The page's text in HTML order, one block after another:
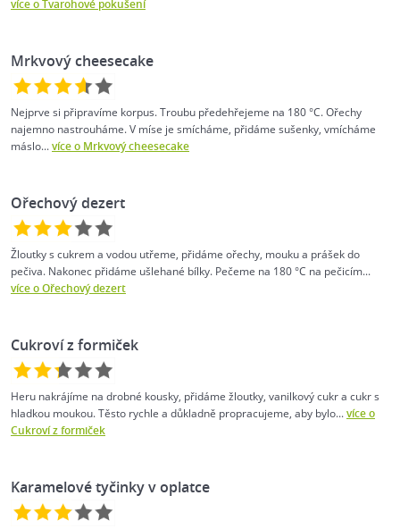
více o Tvarohové pokušení
Mrkvový cheesecake
Nejprve si připravíme korpus. Troubu předehřejeme na 180 °C. Ořechy
najemno nastrouháme. V míse je smícháme, přidáme sušenky, vmícháme
máslo...více o Mrkvový cheesecake
Ořechový dezert
Žloutky s cukrem a vodou utřeme, přidáme ořechy, mouku a prášek do
pečiva. Nakonec přidáme ušlehané bílky. Pečeme na 180 °C na pečicím...
více o Ořechový dezert
Cukroví z formiček
Heru nakrájíme na drobné kousky, přidáme žloutky, vanilkový cukr a cukr s
hladkou moukou. Těsto rychle a důkladně propracujeme, aby bylo...více o
Cukroví z formiček
Karamelové tyčinky v oplatce